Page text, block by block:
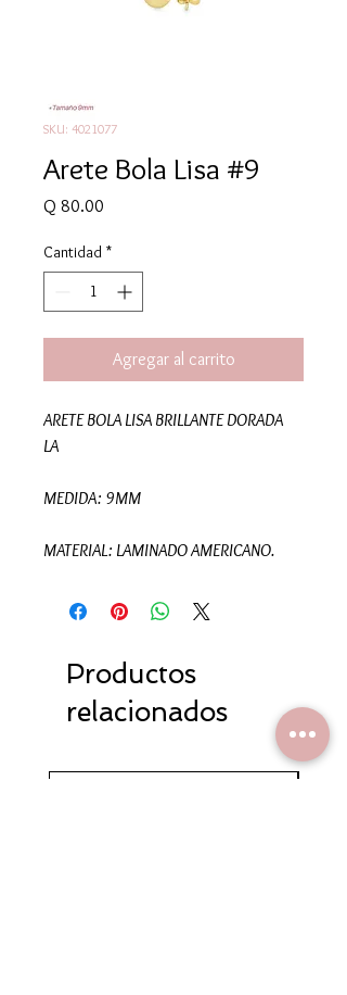
SKU: 4021077
Arete Bola Lisa #9
Q 80.00
Cantidad *
Agregar al carrito
ARETE BOLA LISA BRILLANTE DORADA
LA
MEDIDA: 9MM
MATERIAL: LAMINADO AMERICANO.
Productos
relacionados